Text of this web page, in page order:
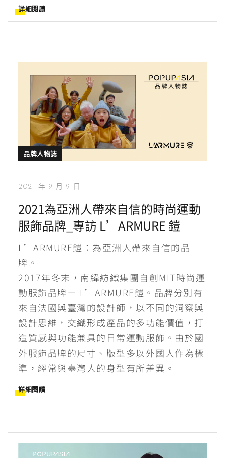
詳細閱讀
品牌人物誌
2021 年 9 月 9 日
2021為亞洲人帶來自信的時尚運動
服飾品牌_專訪 L’ARMURE 鎧
L’ARMURE鎧：為亞洲人帶來自信的品
牌。
2017年冬末，南緯紡織集團自創MIT時尚運
動服飾品牌－ L’ARMURE鎧。品牌分別有
來自法國與臺灣的設計師，以不同的洞察與
設計思維，交織形成產品的多功能價值，打
造質感與功能兼具的日常運動服飾。由於國
外服飾品牌的尺寸、版型多以外國人作為標
準，經常與臺灣人的身型有所差異。
詳細閱讀